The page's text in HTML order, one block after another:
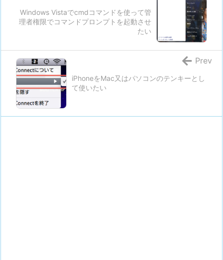
Windows Vistaでcmdコマンドを使って管
理者権限でコマンドプロンプトを起動させ
たい
iPhoneをMac又はパソコンのテンキーとし
て使いたい
Prev